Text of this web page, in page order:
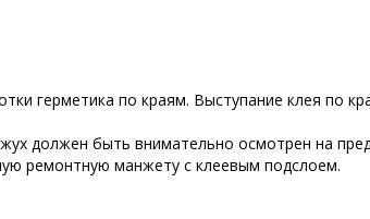
герметика по краям. Выступание клея по
должен быть внимательно осмотрен на
ремонтную манжету с клеевым подслоем.